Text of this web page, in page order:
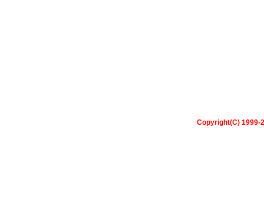
Copyright(C) 1999-